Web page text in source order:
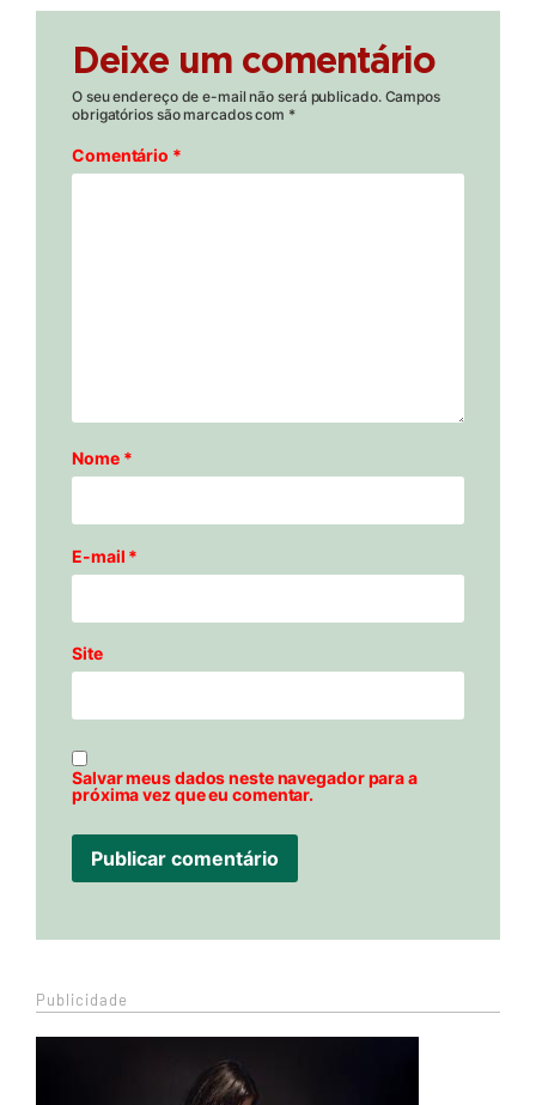
Deixe um comentário
O seu endereço de e-mail não será publicado. Campos
obrigatórios são marcados com *
Comentário *
Nome *
E-mail *
Site
Salvar meus dados neste navegador para a
próxima vez que eu comentar.
Publicidade